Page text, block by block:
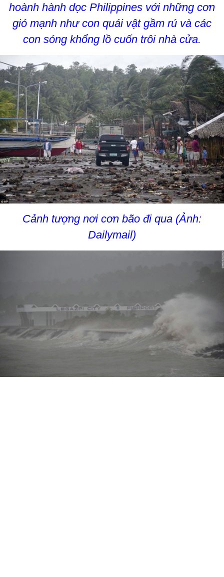
hoành hành dọc Philippines với những cơn
gió mạnh như con quái vật gầm rú và các
con sóng khổng lồ cuốn trôi nhà cửa.
Cảnh tượng nơi cơn bão đi qua (Ảnh:
Dailymail)